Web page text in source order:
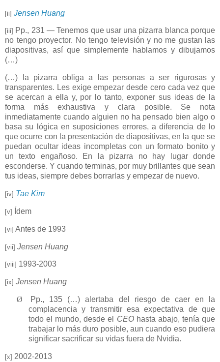
[ii] Jensen Huang
[iii] Pp., 231 — Tenemos que usar una pizarra blanca porque
no tengo proyector. No tengo televisión y no me gustan las
diapositivas, así que simplemente hablamos y dibujamos
(…)
(…) la pizarra obliga a las personas a ser rigurosas y
transparentes. Les exige empezar desde cero cada vez que
se acercan a ella y, por lo tanto, exponer sus ideas de la
forma más exhaustiva y clara posible. Se nota
inmediatamente cuando alguien no ha pensado bien algo o
basa su lógica en suposiciones errores, a diferencia de lo
que ocurre con la presentación de diapositivas, en la que se
puedan ocultar ideas incompletas con un formato bonito y
un texto engañoso. En la pizarra no hay lugar donde
esconderse. Y cuando terminas, por muy brillantes que sean
tus ideas, siempre debes borrarlas y empezar de nuevo.
[iv] Tae Kim
[v] Ídem
[vi] Antes de 1993
[vii] Jensen Huang
[viii] 1993-2003
[ix] Jensen Huang
Ø
Pp., 135 (…) alertaba del riesgo de caer en la
complacencia y transmitir esa expectativa de que
todo el mundo, desde el CEOhasta abajo, tenía que
trabajar lo más duro posible, aun cuando eso pudiera
significar sacrificar su vidas fuera de Nvidia.
[x] 2002-2013